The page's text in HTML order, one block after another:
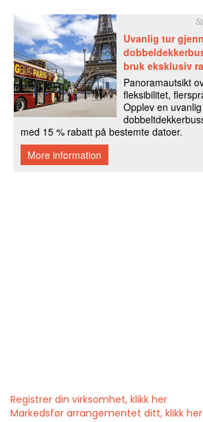
Registrer din virksomhet, klikk her
Markedsfør arrangementet ditt, klikk her